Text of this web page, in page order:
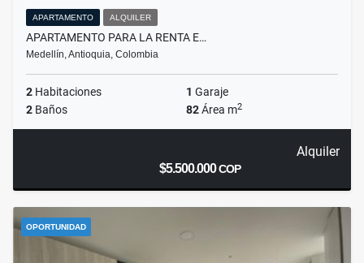
APARTAMENTO ALQUILER
APARTAMENTO PARA LA RENTA E…
Medellín, Antioquia, Colombia
2 Habitaciones 1 Garaje
2 Baños 82Área m2
Alquiler
$5.500.000COP
OPORTUNIDAD